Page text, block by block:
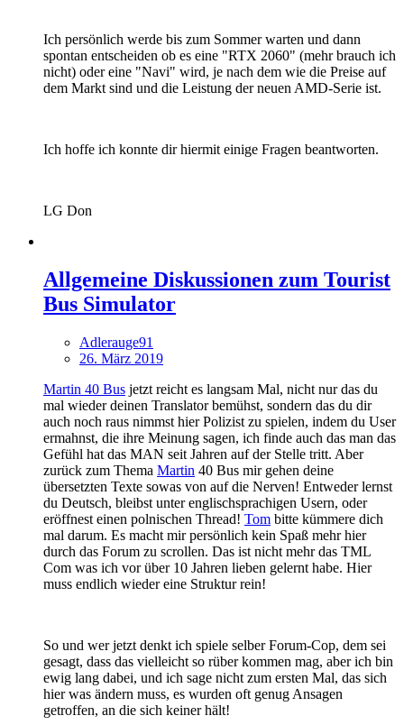
Ich persönlich werde bis zum Sommer warten und dann
spontan entscheiden ob es eine "RTX 2060" (mehr brauch ich
nicht) oder eine "Navi" wird, je nach dem wie die Preise auf
dem Markt sind und die Leistung der neuen AMD-Serie ist.
Ich hoffe ich konnte dir hiermit einige Fragen beantworten.
LG Don
Allgemeine Diskussionen zum Tourist
Bus Simulator
Adlerauge91
26. März 2019
Martin 40 Bus jetzt reicht es langsam Mal, nicht nur das du
mal wieder deinen Translator bemühst, sondern das du dir
auch noch raus nimmst hier Polizist zu spielen, indem du User
ermahnst, die ihre Meinung sagen, ich finde auch das man das
Gefühl hat das MAN seit Jahren auf der Stelle tritt. Aber
zurück zum Thema Martin 40 Bus mir gehen deine
übersetzten Texte sowas von auf die Nerven! Entweder lernst
du Deutsch, bleibst unter englischsprachigen Usern, oder
eröffnest einen polnischen Thread! Tom bitte kümmere dich
mal darum. Es macht mir persönlich kein Spaß mehr hier
durch das Forum zu scrollen. Das ist nicht mehr das TML
Com was ich vor über 10 Jahren lieben gelernt habe. Hier
muss endlich wieder eine Struktur rein!
So und wer jetzt denkt ich spiele selber Forum-Cop, dem sei
gesagt, dass das vielleicht so rüber kommen mag, aber ich bin
ewig lang dabei, und ich sage nicht zum ersten Mal, das sich
hier was ändern muss, es wurden oft genug Ansagen
getroffen, an die sich keiner hält!